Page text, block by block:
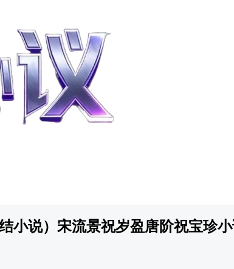
小说）宋流景祝岁盈唐阶祝宝珍